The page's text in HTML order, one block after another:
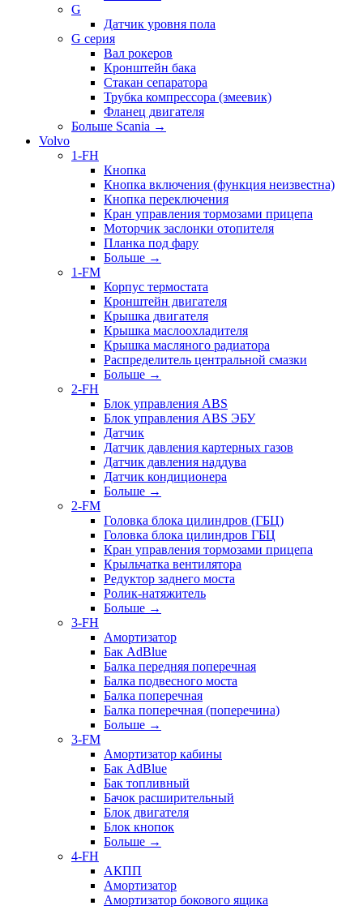
G
Датчик уровня пола
G серия
Вал рокеров
Кронштейн бака
Стакан сепаратора
Трубка компрессора (змеевик)
Фланец двигателя
Больше Scania →
Volvo
1-FH
Кнопка
Кнопка включения (функция неизвестна)
Кнопка переключения
Кран управления тормозами прицепа
Моторчик заслонки отопителя
Планка под фару
Больше →
1-FM
Корпус термостата
Кронштейн двигателя
Крышка двигателя
Крышка маслоохладителя
Крышка масляного радиатора
Распределитель центральной смазки
Больше →
2-FH
Блок управления ABS
Блок управления ABS ЭБУ
Датчик
Датчик давления картерных газов
Датчик давления наддува
Датчик кондиционера
Больше →
2-FM
Головка блока цилиндров (ГБЦ)
Головка блока цилиндров ГБЦ
Кран управления тормозами прицепа
Крыльчатка вентилятора
Редуктор заднего моста
Ролик-натяжитель
Больше →
3-FH
Амортизатор
Бак AdBlue
Балка передняя поперечная
Балка подвесного моста
Балка поперечная
Балка поперечная (поперечина)
Больше →
3-FM
Амортизатор кабины
Бак AdBlue
Бак топливный
Бачок расширительный
Блок двигателя
Блок кнопок
Больше →
4-FH
АКПП
Амортизатор
Амортизатор бокового ящика